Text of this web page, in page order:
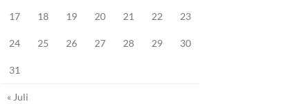
17 18 19 20 21 22 23
24 25 26 27 28 29 30
31
« Juli